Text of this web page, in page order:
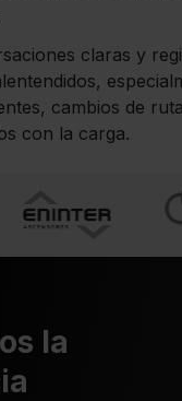
claras y
cambios de
con la carga.
la